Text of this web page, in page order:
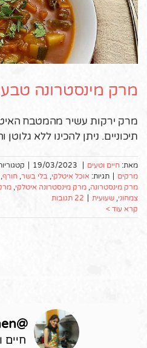
מרק מינסטרונה
מרק ירקות עשיר מהמטבח
תיכוניים. ניתן להכינו ללא
מאת: חיים וטעים 19/03/2023
מרקים
תגיות: אוכל איטלקי, בלי בשר, חורף,
מרק מינסטרונה, מרק מינסטרונה איטלקי,
צמחוני, שעועית
22 תגובות
קרא עוד >
@
חיים